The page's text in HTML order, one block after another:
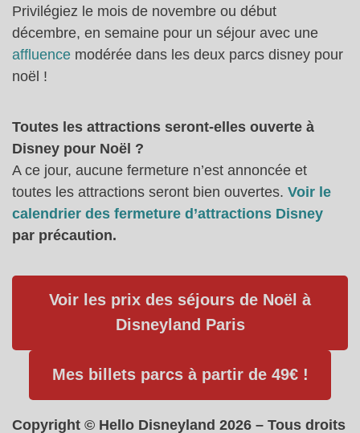
Privilégiez le mois de novembre ou début
décembre, en semaine pour un séjour avec une
affluence modérée dans les deux parcs disney pour
noël !
Toutes les attractions seront-elles ouverte à
Disney pour Noël ?
A ce jour, aucune fermeture n’est annoncée et
toutes les attractions seront bien ouvertes. Voir le
calendrier des fermeture d’attractions Disney
par précaution.
Voir les prix des séjours de Noël à
Disneyland Paris
Mes billets parcs à partir de 49€ !
Copyright © Hello Disneyland 2026 – Tous droits